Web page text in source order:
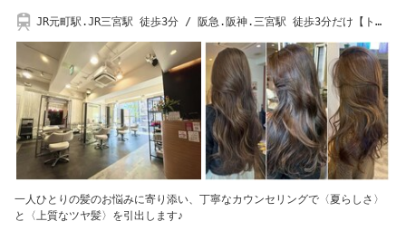
JR元町駅.JR三宮駅 徒歩3分 / 阪急.阪神.三宮駅 徒歩3分だけ【トア
一人ひとりの髪のお悩みに寄り添い、丁寧なカウンセリングで〈夏らしさ〉
と〈上質なツヤ髪〉を引出します♪